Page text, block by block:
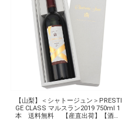
【山梨】＜シャトージュン＞PRESTI
GE CLASS マルスラン2019 750ml 1
本 送料無料 【産直出荷】【酒